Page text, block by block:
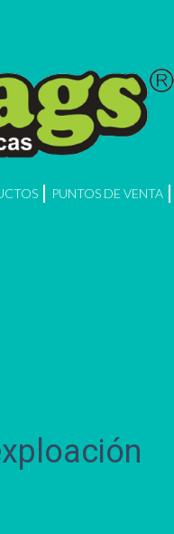
PUNTOS DE VENTA